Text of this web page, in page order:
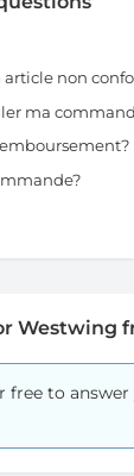
non
ma
Westwing
freeto answer